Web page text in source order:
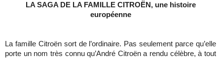
LA SAGA DE LA FAMILLE CITROËN, une histoire
européenne
La famille Citroën sort de l’ordinaire. Pas seulement parce qu’elle
porte un nom très connu qu’André Citroën a rendu célèbre, à tout